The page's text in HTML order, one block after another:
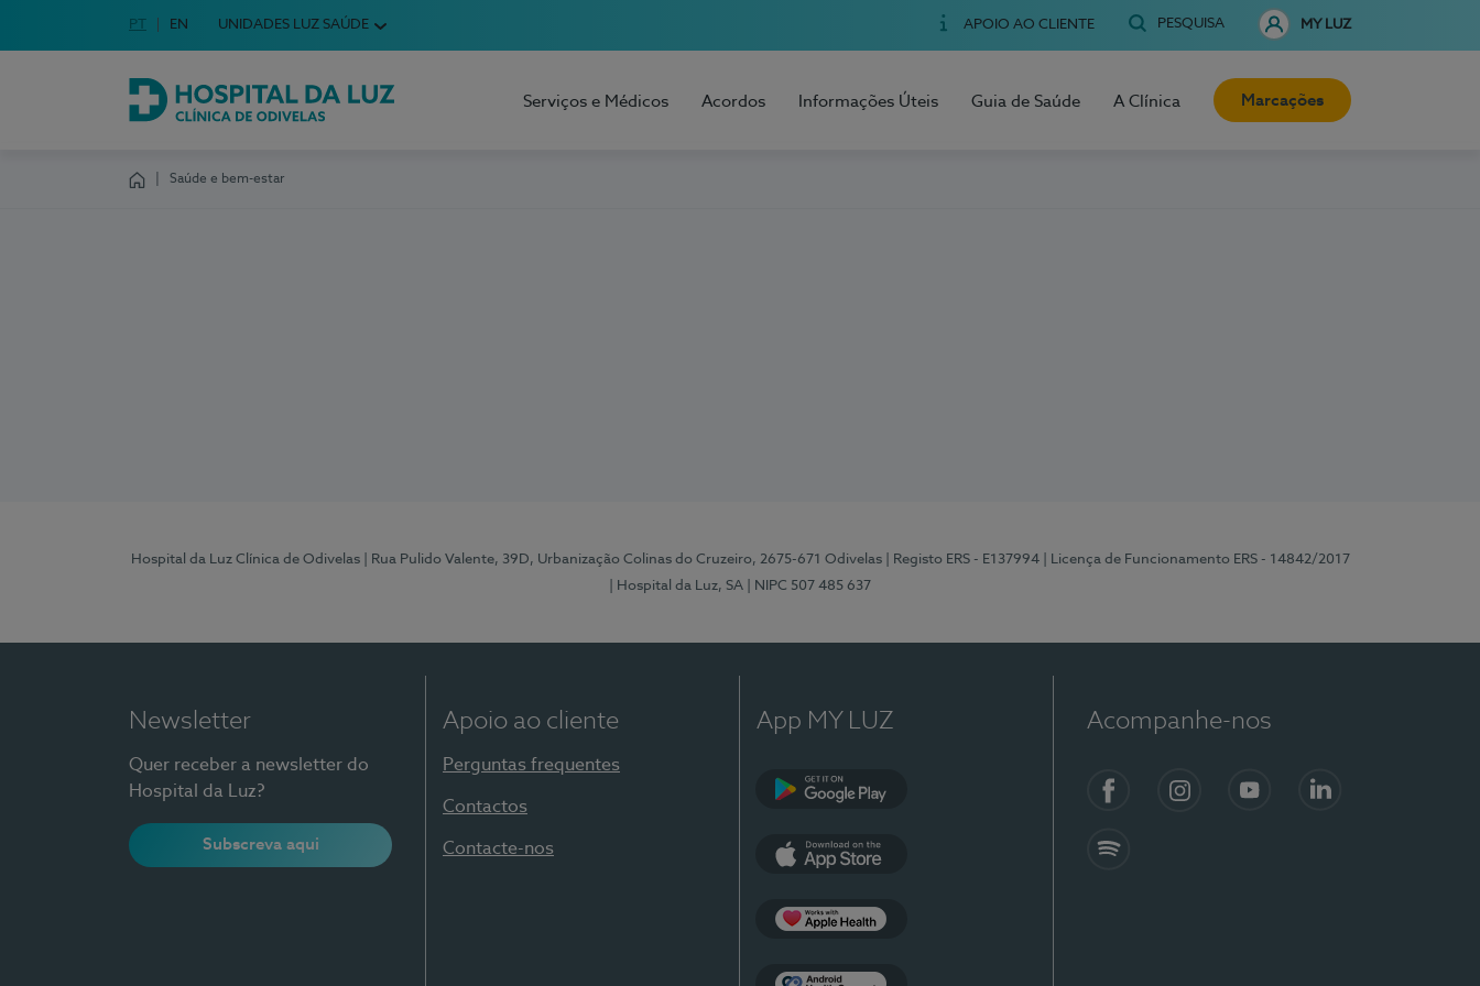
Escolha o seu idioma
Idioma em Português
PT English Language
EN UNIDADES LUZ SAÚDE APOIO AO CLIENTE PESQUISA MY LUZ
Hospital da Luz Clínica de Odivelas
Serviços e Médicos Acordos Informações Úteis Guia de Saúde A Clínica Marcações
Saúde e bem-estar
Hospital da Luz Clínica de Odivelas | Rua Pulido Valente, 39D, Urbanização Colinas do Cruzeiro, 2675-671 Odivelas | Registo ERS - E137994
| Licença de Funcionamento ERS - 14842/2017
| Hospital da Luz, SA
| NIPC 507 485 637
Newsletter
Quer receber a newsletter do
Hospital da Luz?
Subscreva aqui
Apoio ao cliente
Perguntas frequentes
Contactos
Contacte-nos
App MY LUZ Acompanhe-nos